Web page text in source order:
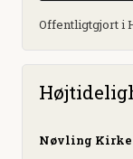
Offentligtgjort i
Nøvling Kirke